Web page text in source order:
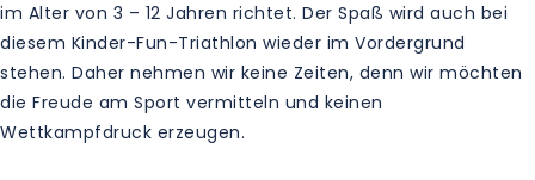
im Alter von 3 – 12 Jahren richtet. Der Spaß wird auch bei
diesem Kinder-Fun-Triathlon wieder im Vordergrund
stehen. Daher nehmen wir keine Zeiten, denn wir möchten
die Freude am Sport vermitteln und keinen
Wettkampfdruck erzeugen.